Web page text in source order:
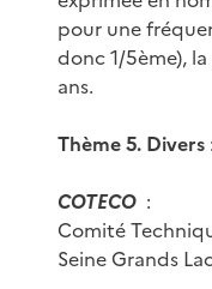
pour une
donc 1/5ème),
ans.
Thème 5. Divers :
COTECO :
Comité
Seine Grands